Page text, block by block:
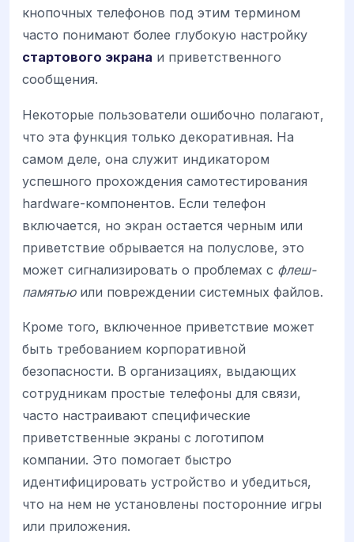
кнопочных телефонов под этим термином
часто понимают более глубокую настройку
стартового экрана и приветственного
сообщения.
Некоторые пользователи ошибочно полагают,
что эта функция только декоративная. На
самом деле, она служит индикатором
успешного прохождения самотестирования
hardware-компонентов. Если телефон
включается, но экран остается черным или
приветствие обрывается на полуслове, это
может сигнализировать о проблемах с флеш-
памятьюили повреждении системных файлов.
Кроме того, включенное приветствие может
быть требованием корпоративной
безопасности. В организациях, выдающих
сотрудникам простые телефоны для связи,
часто настраивают специфические
приветственные экраны с логотипом
компании. Это помогает быстро
идентифицировать устройство и убедиться,
что на нем не установлены посторонние игры
или приложения.